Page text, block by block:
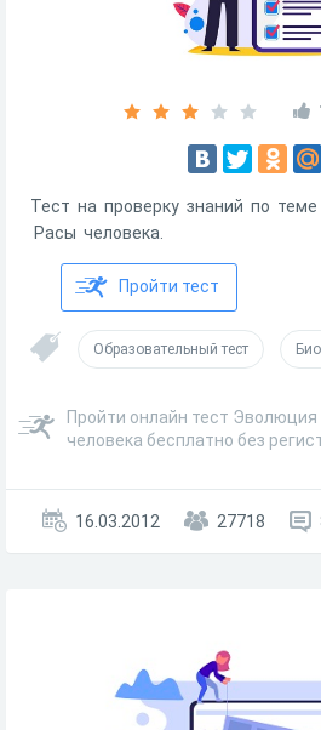
Тест на проверку знаний по
Расы человека.
Пройти тест
Образовательный тест
Пройти онлайн тест
человека бесплатно без
16.03.2012 27718